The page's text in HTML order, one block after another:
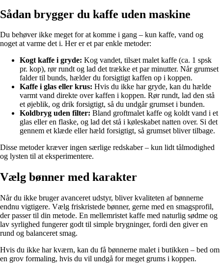
Sådan brygger du kaffe uden maskine
Du behøver ikke meget for at komme i gang – kun kaffe, vand og
noget at varme det i. Her er et par enkle metoder:
Kogt kaffe i gryde: Kog vandet, tilsæt malet kaffe (ca. 1 spsk
pr. kop), rør rundt og lad det trække et par minutter. Når grumset
falder til bunds, hælder du forsigtigt kaffen op i koppen.
Kaffe i glas eller krus: Hvis du ikke har gryde, kan du hælde
varmt vand direkte over kaffen i koppen. Rør rundt, lad den stå
et øjeblik, og drik forsigtigt, så du undgår grumset i bunden.
Koldbryg uden filter: Bland groftmalet kaffe og koldt vand i et
glas eller en flaske, og lad det stå i køleskabet natten over. Si det
gennem et klæde eller hæld forsigtigt, så grumset bliver tilbage.
Disse metoder kræver ingen særlige redskaber – kun lidt tålmodighed
og lysten til at eksperimentere.
Vælg bønner med karakter
Når du ikke bruger avanceret udstyr, bliver kvaliteten af bønnerne
endnu vigtigere. Vælg friskristede bønner, gerne med en smagsprofil,
der passer til din metode. En mellemristet kaffe med naturlig sødme og
lav syrlighed fungerer godt til simple brygninger, fordi den giver en
rund og balanceret smag.
Hvis du ikke har kværn, kan du få bønnerne malet i butikken – bed om
en grov formaling, hvis du vil undgå for meget grums i koppen.